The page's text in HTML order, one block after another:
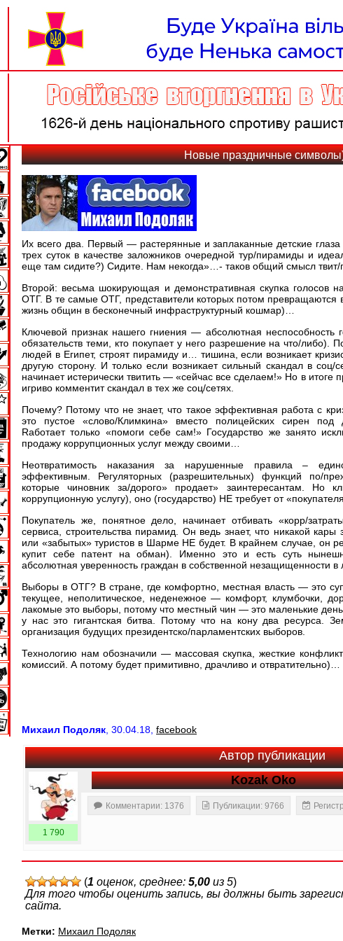
Новые праздничные
Их всего два. Первый — растерянные и заплаканные детские
трех суток в качестве заложников очередной тур/пирамиды и
еще там сидите?) Сидите. Нам некогда»…- таков общий смысл твит/
Второй: весьма шокирующая и демонстративная скупка голосов
ОТГ. В те самые ОТГ, представители которых потом
жизнь общин в бесконечный инфраструктурный кошмар)…
Ключевой признак нашего гниения — абсолютная неспособность
обязательств теми, кто покупает у него разрешение на что/либо).
людей в Египет, строят пирамиду и… тишина, если возникает
другую сторону. И только если возникает сильный скандал в соц/
начинает истерически твитить — «сейчас все сделаем!» Но в итоге
игриво комментит скандал в тех же соц/сетях.
Почему? Потому что не знает, что такое эффективная работа с
это пустое «слово/Климкина» вместо полицейских сирен под
Rаботает только «помоги себе сам!» Государство же занято
продажу коррупционных услуг между своими…
Неотвратимость наказания за нарушенные правила –
эффективным. Регуляторных (разрешительных) функций по/
которые чиновник за/дорого» продает» заинтересантам. Но
коррупционную услугу), оно (государство) НЕ требует от
Покупатель же, понятное дело, начинает отбивать «корр/
сервиса, строительства пирамид. Он ведь знает, что никакой
или «забытых» туристов в Шарме НЕ будет. В крайнем случае, он
купит себе патент на обман). Именно это и есть суть
абсолютная уверенность граждан в собственной незащищенности в
Выборы в ОТГ? В стране, где комфортно, местная власть — это
текущее, неполитическое, неденежное — комфорт, клумбочки,
лакомые это выборы, потому что местный чин — это маленькие
у нас это гигантская битва. Потому что на кону два ресурса.
организация будущих президентско/парламентских выборов.
Технологию нам обозначили — массовая скупка, жесткие
комиссий. А потому будет примитивно, драчливо и отвратительно)…
Михаил Подоляк , 30.04.18, facebook
Автор публикации
Kozak Oko
1 790
Комментарии: 1376 Публикации: 9766
(1 оценок, среднее: 5,00 из 5)
Для того чтобы оценить запись, вы должны быть
сайта.
Метки: Михаил Подоляк